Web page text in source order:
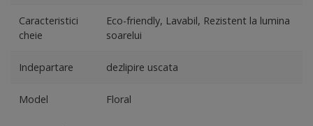
Caracteristici
cheie
Eco-friendly, Lavabil, Rezistent la lumina
soarelui
Indepartare dezlipire uscata
Model Floral